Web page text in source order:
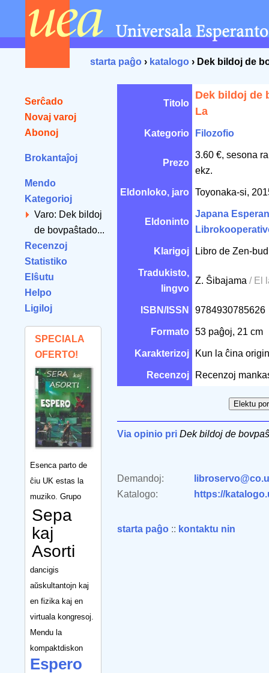
starta paĝo › katalogo › Dek bildoj de
Serĉado
Novaj varoj
Abonoj
Brokantaĵoj
Mendo
Kategorioj
Varo: Dek bildoj
de bovpaŝtado...
Recenzoj
Statistiko
Elŝutu
Helpo
Ligiloj
SPECIALA
OFERTO!
Esenca parto de
ĉiu UK estas la
muziko. Grupo
Sepa
kaj
Asorti
dancigis
aŭskultantojn kaj
en fizika kaj en
virtuala kongresoj.
Mendu la
kompaktdiskon
Espero
Titolo
Dek bildoj de
La
Kategorio Filozofio
Prezo
3.60 €, sesona
ekz.
Eldonloko, jaro Toyonaka-si,
Eldoninto
Japana
Klarigoj Libro de Zen-
Tradukisto,
lingvo
Z. Ŝibajama / El
ISBN/ISSN 9784930785626
Formato 53 paĝoj, 21 cm
Karakterizoj Kun la ĉina
Recenzoj Recenzoj
Via opinio pri Dek bildoj de
Demandoj:
Katalogo:
https://
starta paĝo :: kontaktu nin